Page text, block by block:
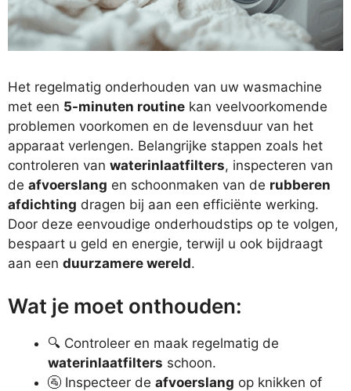
Het regelmatig onderhouden van uw wasmachine
met een 5-minuten routine kan veelvoorkomende
problemen voorkomen en de levensduur van het
apparaat verlengen. Belangrijke stappen zoals het
controleren van waterinlaatfilters, inspecteren van
de afvoerslang en schoonmaken van de rubberen
afdichting dragen bij aan een efficiënte werking.
Door deze eenvoudige onderhoudstips op te volgen,
bespaart u geld en energie, terwijl u ook bijdraagt
aan een duurzamere wereld.
Wat je moet onthouden:
🔍 Controleer en maak regelmatig de
waterinlaatfilters schoon.
🚰 Inspecteer de afvoerslang op knikken of